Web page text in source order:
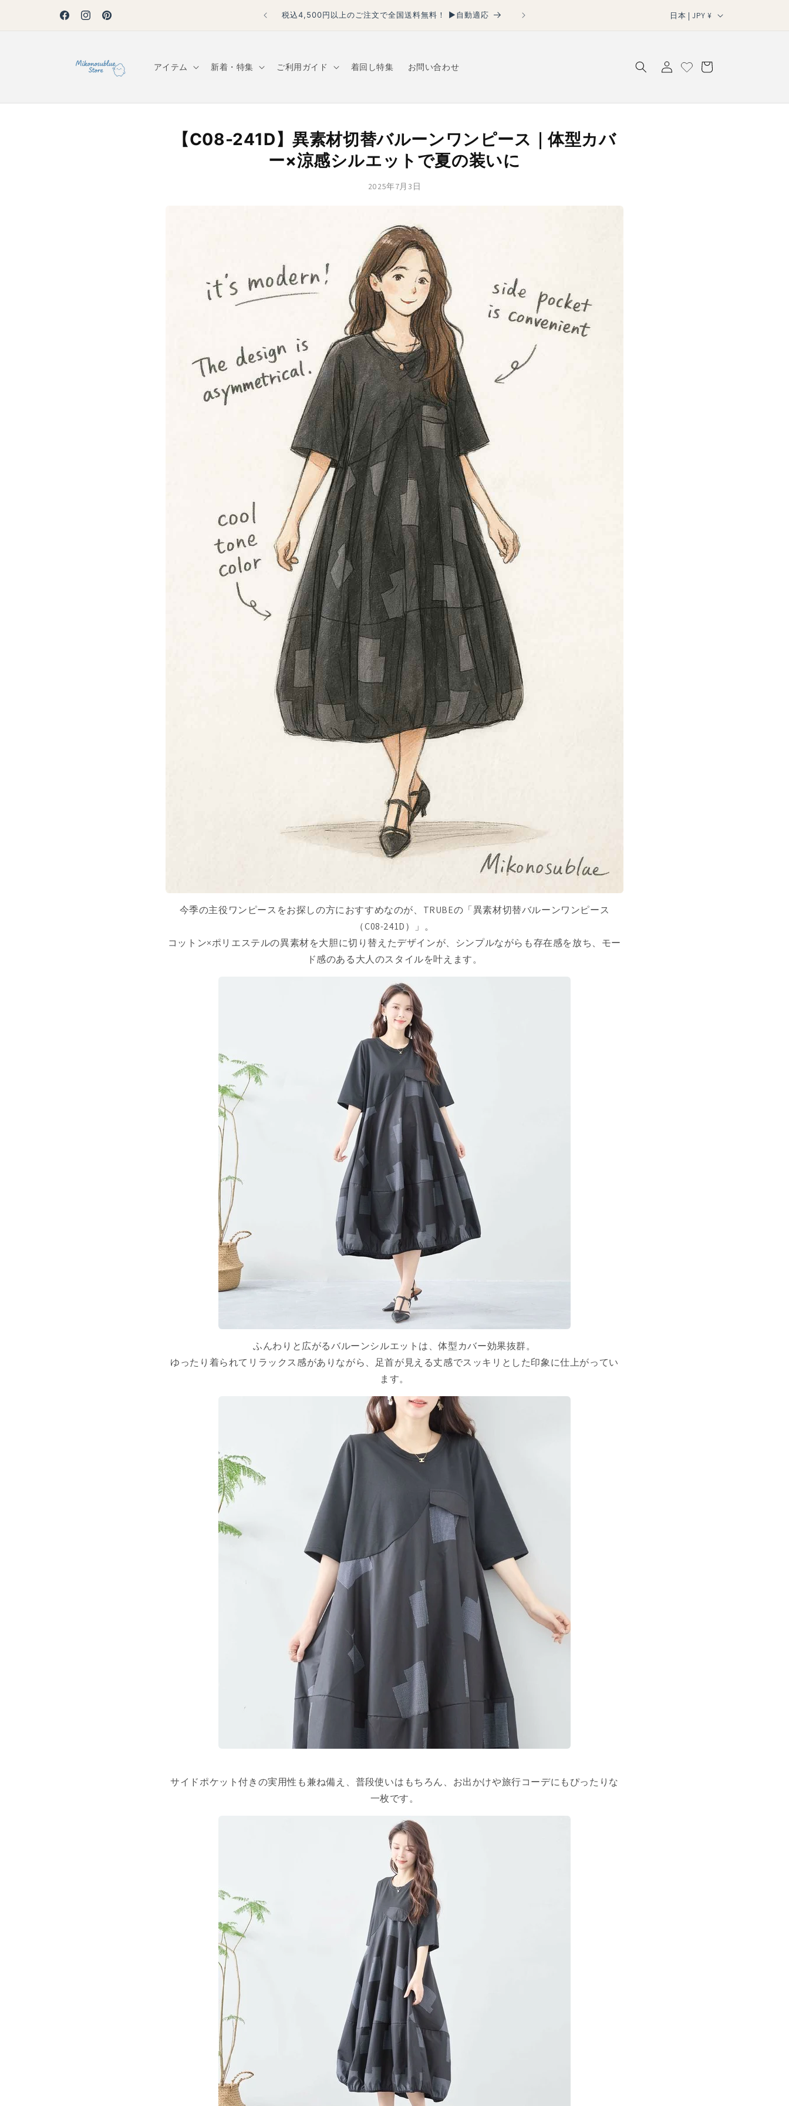
FacebookInstagramPinterest
￥10,000以上で使える¥1,000オフ！【自動適用】 税込4,500円以上のご注文で全国送料無料！ ▶自動適応
【40代からの“大人カジュアル”】体型カバーもこなれ感も、す
国
域
日本 | JPY ¥
アイテム 新着・特集 ご利用ガイド 着回し特集 お問い合わせ
グ
イ
ー
【C08-241D】異素材切替バルーンワンピース｜体型カバ
ー×涼感シルエットで夏の装いに
2025年7月3日
今季の主役ワンピースをお探しの方におすすめなのが、TRUBEの「異素材切替バルーンワンピース
（C08-241D）」。
コットン×ポリエステルの異素材を大胆に切り替えたデザインが、シンプルながらも存在感を放ち、モー
ド感のある大人のスタイルを叶えます。
ふんわりと広がるバルーンシルエットは、体型カバー効果抜群。
ゆったり着られてリラックス感がありながら、足首が見える丈感でスッキリとした印象に仕上がってい
ます。
サイドポケット付きの実用性も兼ね備え、普段使いはもちろん、お出かけや旅行コーデにもぴったりな
一枚です。